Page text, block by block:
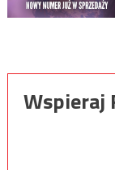
Wspieraj